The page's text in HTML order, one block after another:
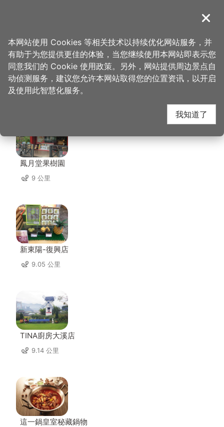
導覽
首页 > 想去的地方 > 美食、购物 > 伍角灯小吃
伍角灯小吃 周边店家
鳳月堂果樹園
9 公里
新東陽-復興店
9.05 公里
TINA廚房大溪店
9.14 公里
這一鍋皇室秘藏鍋物
关闭
本网站使用 Cookies 等相关技术以持续优化网站服务，并
有助于为您提供更佳的体验，当您继续使用本网站即表示您
同意我们的 Cookie 使用政策。另外，网站提供周边景点自
动侦测服务，建议您允许本网站取得您的位置资讯，以开启
及使用此智慧化服务。
我知道了